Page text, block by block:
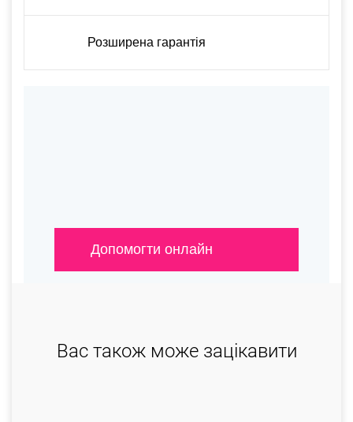
Розширена гарантія
Допомогти онлайн
Вас також може зацікавити